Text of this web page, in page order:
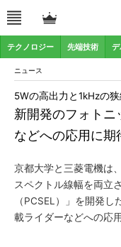
テクノロジー 先端技術 デ
ニュース
新開発のフォト
などへの応用に期
5Wの高出力と1kHzの
京都大学と三菱電機は
スペクトル線幅を両立
（PCSEL）」を開発
載ライダーなどへの応